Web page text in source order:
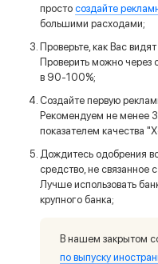
просто создайте
большими расходами;
Проверьте, как Вас
Проверить можно через
в 90-100%;
Создайте первую
Рекомендуем не менее
показателем качества
Дождитесь одобрения
средство, не связанное
Лучше использовать
крупного банка;
В нашем закрытом
по выпуску